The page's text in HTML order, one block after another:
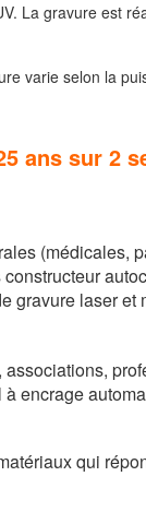
La gravure est
varie selon la
ans sur 2
(médicales,
gravure laser et
encrage
qui